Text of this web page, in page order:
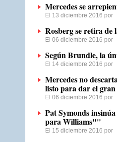
Mercedes se
El 13 diciembre 2016 por
Rosberg se retira de
El 06 diciembre 2016 por
Según Brundle, la
El 14 diciembre 2016 por
Mercedes no
listo para dar el gran
El 06 diciembre 2016 por
Pat Symonds
para Williams""
El 15 diciembre 2016 por